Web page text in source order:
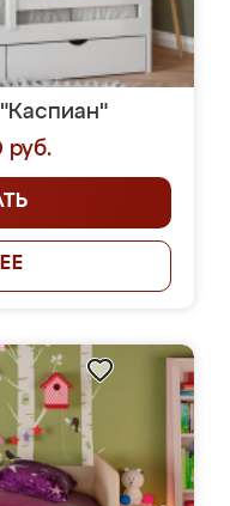
руб.